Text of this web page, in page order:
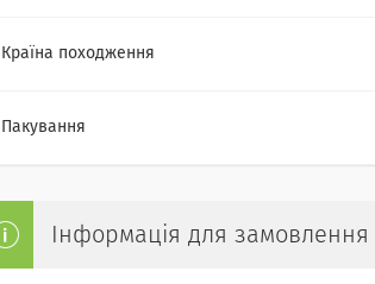
Країна походження
Пакування
Інформація для замовлення